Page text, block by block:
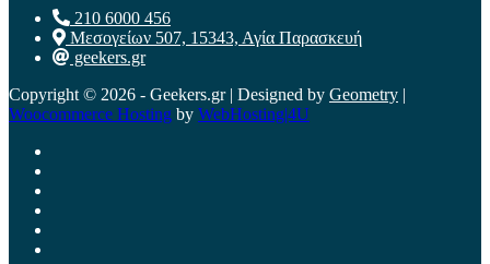
210 6000 456
Μεσογείων 507, 15343, Αγία Παρασκευή
geekers.gr
Copyright © 2026 - Geekers.gr | Designed by Geometry |
Woocommerce Hosting by WebHosting|4U